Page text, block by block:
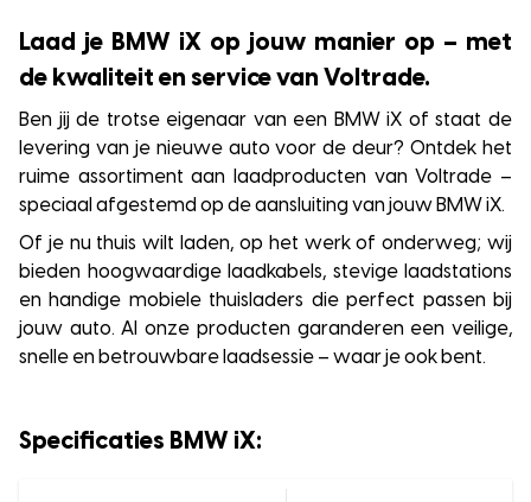
Laad je BMW iX op jouw manier op – met
de kwaliteit en service van Voltrade.
Ben jij de trotse eigenaar van een BMW iX of staat de
levering van je nieuwe auto voor de deur? Ontdek het
ruime assortiment aan laadproducten van Voltrade –
speciaal afgestemd op de aansluiting van jouw BMW iX.
Of je nu thuis wilt laden, op het werk of onderweg; wij
bieden hoogwaardige laadkabels, stevige laadstations
en handige mobiele thuisladers die perfect passen bij
jouw auto. Al onze producten garanderen een veilige,
snelle en betrouwbare laadsessie – waar je ook bent.
Specificaties BMW iX: